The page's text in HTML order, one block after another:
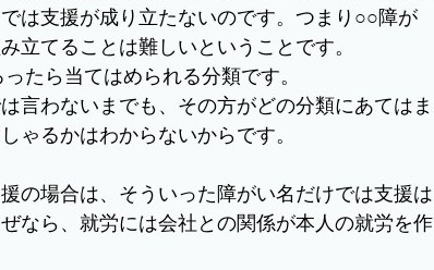
は支援が成り立たないのです。つまり○○障が
立てることは難しいということです。
たら当てはめられる分類です。
言わないまでも、その方がどの分類にあてはま
ゃるかはわからないからです。
の場合は、そういった障がい名だけでは支援は
なら、就労には会社との関係が本人の就労を作